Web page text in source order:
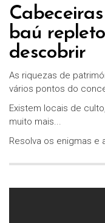
baú
descobrir
As riquezas de
vários pontos do
Existem locais de
muito mais...
Resolva os enigmas e